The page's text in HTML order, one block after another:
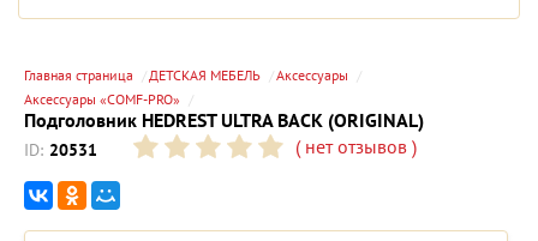
Главная страница ДЕТСКАЯ МЕБЕЛЬ
Аксессуары
Аксессуары «COMF-PRO»
Подголовник HEDREST ULTRA BACK (ORIGINAL)
ID: 20531 (нет отзывов )